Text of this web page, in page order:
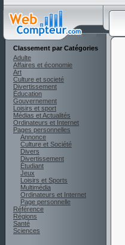
Classement par Catégories
Adulte
Affaires et économie
Art
Culture et societé
Divertissement
Éducation
Gouvernement
Loisirs et sport
Médias et Actualités
Ordinateurs et Internet
Pages personnelles
Annonce
Culture et Société
Divers
Divertissement
Étudiant
Jeux
Loisirs et Sports
Multimédia
Ordinateurs et Internet
Page personnelle
Référence
Régions
Santé
Sciences